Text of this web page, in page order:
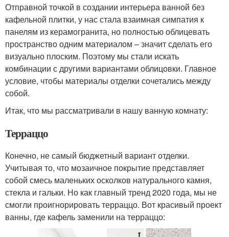
Отправной точкой в создании интерьера ванной без
кафельной плитки, у нас стала взаимная симпатия к
панелям из керамогранита, но полностью облицевать
пространство одним материалом – значит сделать его
визуально плоским. Поэтому мы стали искать
комбинации с другими вариантами облицовки. Главное
условие, чтобы материалы отделки сочетались между
собой.
Итак, что мы рассматривали в нашу ванную комнату:
Терраццо
Конечно, не самый бюджетный вариант отделки.
Учитывая то, что мозаичное покрытие представляет
собой смесь маленьких осколков натурального камня,
стекла и гальки. Но как главный тренд 2020 года, мы не
смогли проигнорировать терраццо. Вот красивый проект
ванны, где кафель заменили на терраццо: